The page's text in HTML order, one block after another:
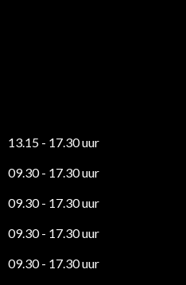
13.15 - 17.30 uur
09.30 - 17.30 uur
09.30 - 17.30 uur
09.30 - 17.30 uur
09.30 - 17.30 uur